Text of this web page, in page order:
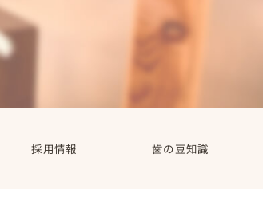
採用情報 歯の豆知識